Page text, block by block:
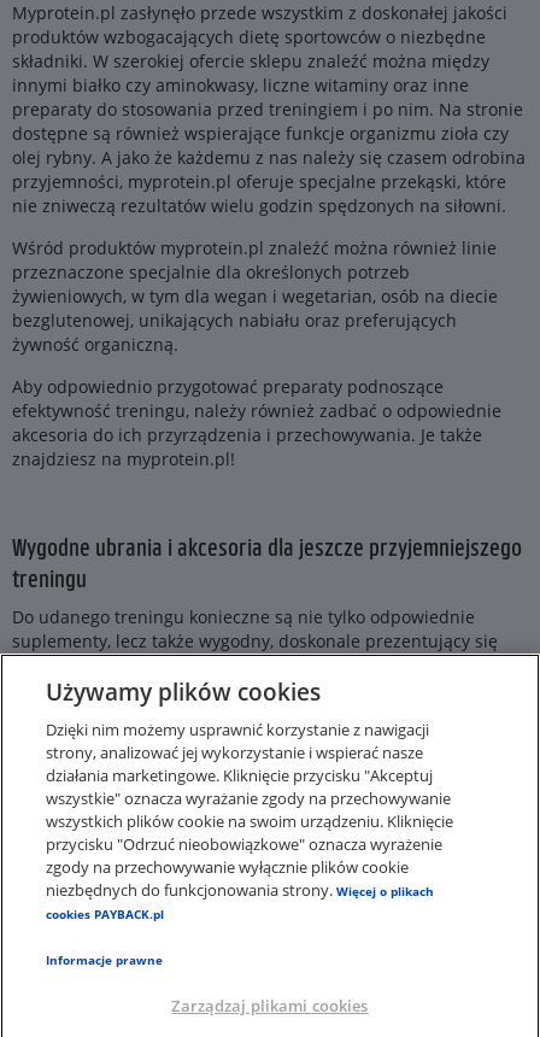
Myprotein.pl zasłynęło przede wszystkim z doskonałej jakości
produktów wzbogacających dietę sportowców o niezbędne
składniki. W szerokiej ofercie sklepu znaleźć można między
innymi białko czy aminokwasy, liczne witaminy oraz inne
preparaty do stosowania przed treningiem i po nim. Na stronie
dostępne są również wspierające funkcje organizmu zioła czy
olej rybny. A jako że każdemu z nas należy się czasem odrobina
przyjemności, myprotein.pl oferuje specjalne przekąski, które
nie zniweczą rezultatów wielu godzin spędzonych na siłowni.
Wśród produktów myprotein.pl znaleźć można również linie
przeznaczone specjalnie dla określonych potrzeb
żywieniowych, w tym dla wegan i wegetarian, osób na diecie
bezglutenowej, unikających nabiału oraz preferujących
żywność organiczną.
Aby odpowiednio przygotować preparaty podnoszące
efektywność treningu, należy również zadbać o odpowiednie
akcesoria do ich przyrządzenia i przechowywania. Je także
znajdziesz na myprotein.pl!
Wygodne ubrania i akcesoria dla jeszcze przyjemniejszego
treningu
Do udanego treningu konieczne są nie tylko odpowiednie
suplementy, lecz także wygodny, doskonale prezentujący się
najwygodniejsze rzeczy, nie oznacza to jednak, że trzeba
rezygnować z niepowtarzalnego stylu. Z takiego właśnie
założenia wychodzi myprotein.pl, oferując ubrania sportowe
własnej marki. Wykonane z najlepszych materiałów i z
największą dbałością o szczegóły z pewnością sprawią, że
ćwiczenia będą znacznie przyjemniejsze.
Używamy plików cookies
Dzięki nim możemy usprawnić korzystanie z nawigacji
strony, analizować jej wykorzystanie i wspierać nasze
działania marketingowe. Kliknięcie przycisku "Akceptuj
wszystkie" oznacza wyrażanie zgody na przechowywanie
wszystkich plików cookie na swoim urządzeniu. Kliknięcie
przycisku "Odrzuć nieobowiązkowe" oznacza wyrażenie
zgody na przechowywanie wyłącznie plików cookie
niezbędnych do funkcjonowania strony.Więcej o plikach
cookies PAYBACK.pl
Informacje prawne
Zarządzaj plikami cookies